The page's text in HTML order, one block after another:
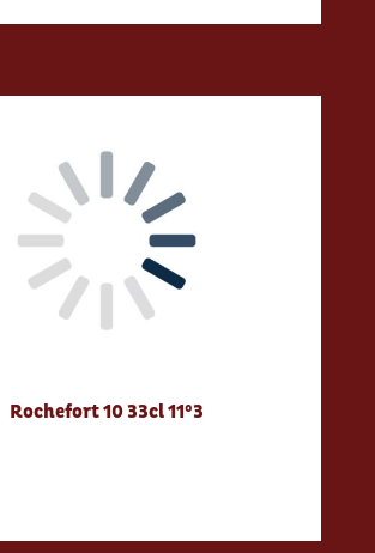
Rochefort 10 33cl 11°3